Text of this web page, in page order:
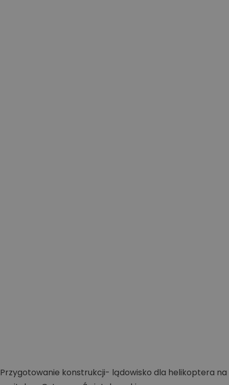
Przygotowanie konstrukcji- lądowisko dla helikoptera na